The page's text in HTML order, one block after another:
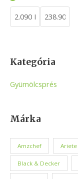
h
Kategória
Gyümölcsprés
Márka
Amzchef Ariete
Black & Decker